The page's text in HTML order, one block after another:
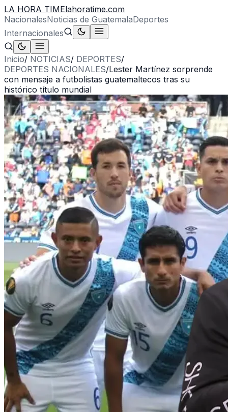
LA HORA TIMElahoratime.com
NacionalesNoticias de GuatemalaDeportes
Internacionales
Inicio/ NOTICIAS/ DEPORTES/
DEPORTES NACIONALES/Lester Martínez sorprende
con mensaje a futbolistas guatemaltecos tras su
histórico título mundial